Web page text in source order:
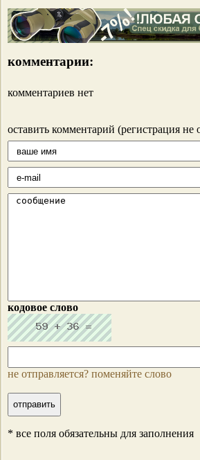
комментарии:
комментариев нет
оставить комментарий (регистрация не
кодовое слово
не отправляется? поменяйте слово
* все поля обязательны для заполнения